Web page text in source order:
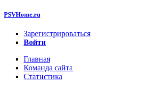
PSVHome.ru
Зарегистрироваться
Войти
Главная
Команда сайта
Статистика